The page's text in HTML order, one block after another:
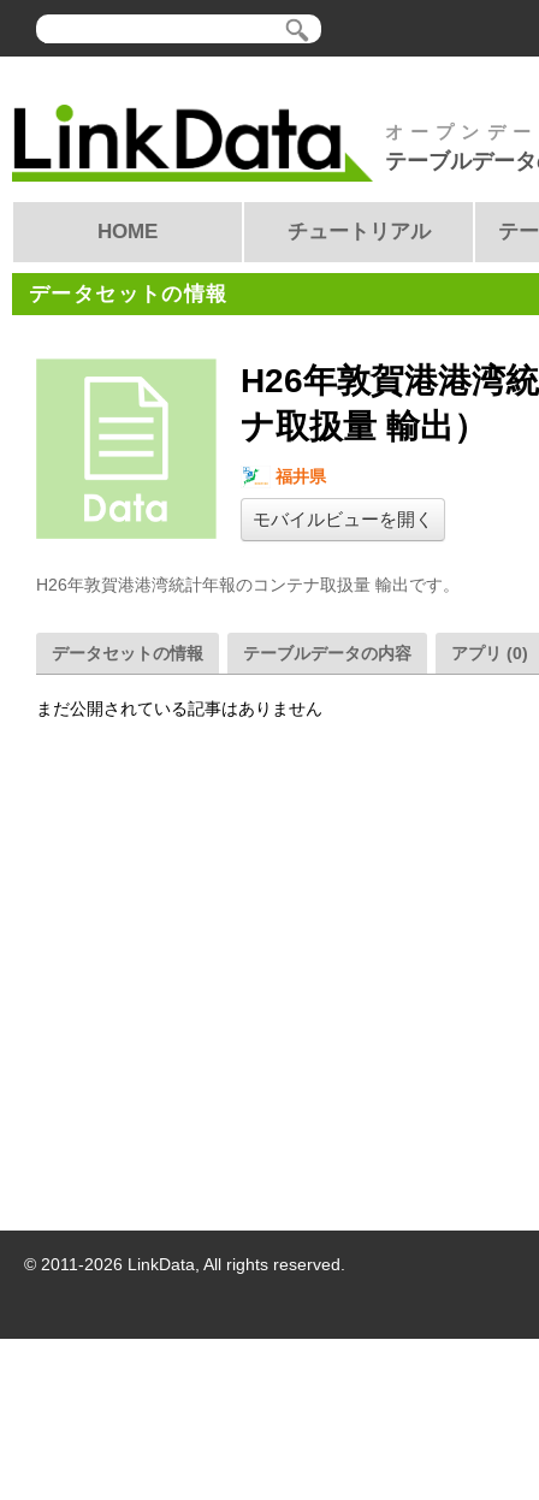
オープンデ
テーブルデー
HOME チュートリアル テ
データセットの情報
H26年敦賀港港湾
ナ取扱量 輸出）
福井県
モバイルビューを開く
H26年敦賀港港湾統計年報のコンテナ取扱量 輸出です。
データセットの情報 テーブルデータの内容 アプリ (0)
まだ公開されている記事はありません
© 2011-2026 LinkData, All rights reserved.